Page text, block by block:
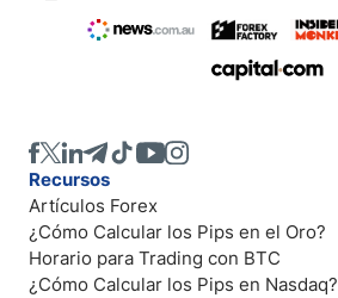
Recursos
Artículos Forex
¿Cómo Calcular los Pips en el Oro?
Horario para Trading con BTC
¿Cómo Calcular los Pips en Nasdaq?